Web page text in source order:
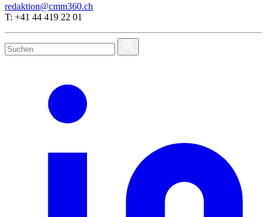
redaktion@cmm360.ch
T: +41 44 419 22 01